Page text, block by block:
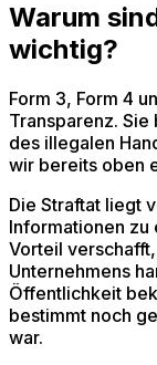
Warum
wichtig?
Form 3, Form 4
Transparenz.
des illegalen
wir bereits oben
Die Straftat liegt
Informationen zu
Vorteil
Unternehmens
Öffentlichkeit
bestimmt noch
war.